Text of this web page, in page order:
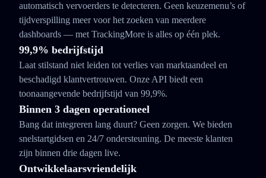
automatisch vervoerders te detecteren. Geen keuzemenu’s of
tijdverspilling meer voor het zoeken van meerdere
dashboards — met TrackingMore is alles op één plek.
99,9% bedrijfstijd
Laat stilstand niet leiden tot verlies van marktaandeel en
beschadigd klantvertrouwen. Onze API biedt een
toonaangevende bedrijfstijd van 99,9%.
Binnen 3 dagen operationeel
Bang dat integreren lang duurt? Geen zorgen. We bieden
snelstartgidsen en 24/7 ondersteuning. De meeste klanten
zijn binnen drie dagen live.
Ontwikkelaarsvriendelijk